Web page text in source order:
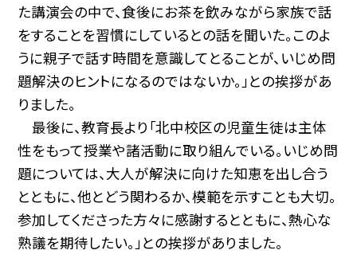
た講演会の中で、食後にお茶を飲みながら家族で話
をすることを習慣にしているとの話を聞いた。このよ
うに親子で話す時間を意識してとることが、いじめ問
題解決のヒントになるのではないか。」との挨拶があ
りました。
最後に、教育長より「北中校区の児童生徒は主体
性をもって授業や諸活動に取り組んでいる。いじめ問
題については、大人が解決に向けた知恵を出し合う
とともに、他とどう関わるか、模範を示すことも大切。
参加してくださった方々に感謝するとともに、熱心な
熟議を期待したい。」との挨拶がありました。